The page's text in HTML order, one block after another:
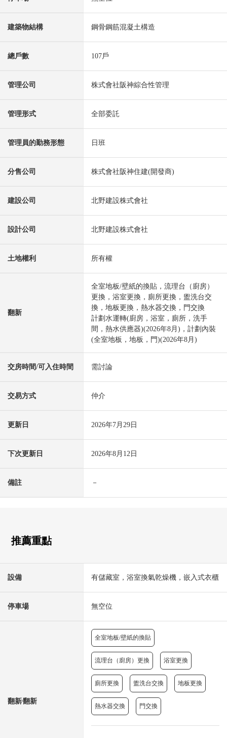
建築物結構 鋼骨鋼筋混凝土構造
總戶數 107戶
管理公司 株式會社阪神綜合性管理
管理形式 全部委託
管理員的勤務形態 日班
分售公司 株式會社阪神住建(開發商)
建設公司 北野建設株式會社
設計公司 北野建設株式會社
土地權利 所有權
翻新
全室地板/壁紙的換貼，流理台（廚房）
更換，浴室更換，廁所更換，盥洗台交
換，地板更換，熱水器交換，門交換
計劃水運轉(廚房，浴室，廁所，洗手
間，熱水供應器)(2026年8月)，計劃內裝
(全室地板，地板，門)(2026年8月)
交房時間/可入住時間 需討論
交易方式 仲介
更新日 2026年7月29日
下次更新日 2026年8月12日
備註 －
推薦重點
設備 有儲藏室，浴室換氣乾燥機，嵌入式衣櫃
停車場 無空位
翻新⁄翻新
全室地板/壁紙的換貼
流理台（廚房）更換 浴室更換
廁所更換 盥洗台交換 地板更換
熱水器交換 門交換